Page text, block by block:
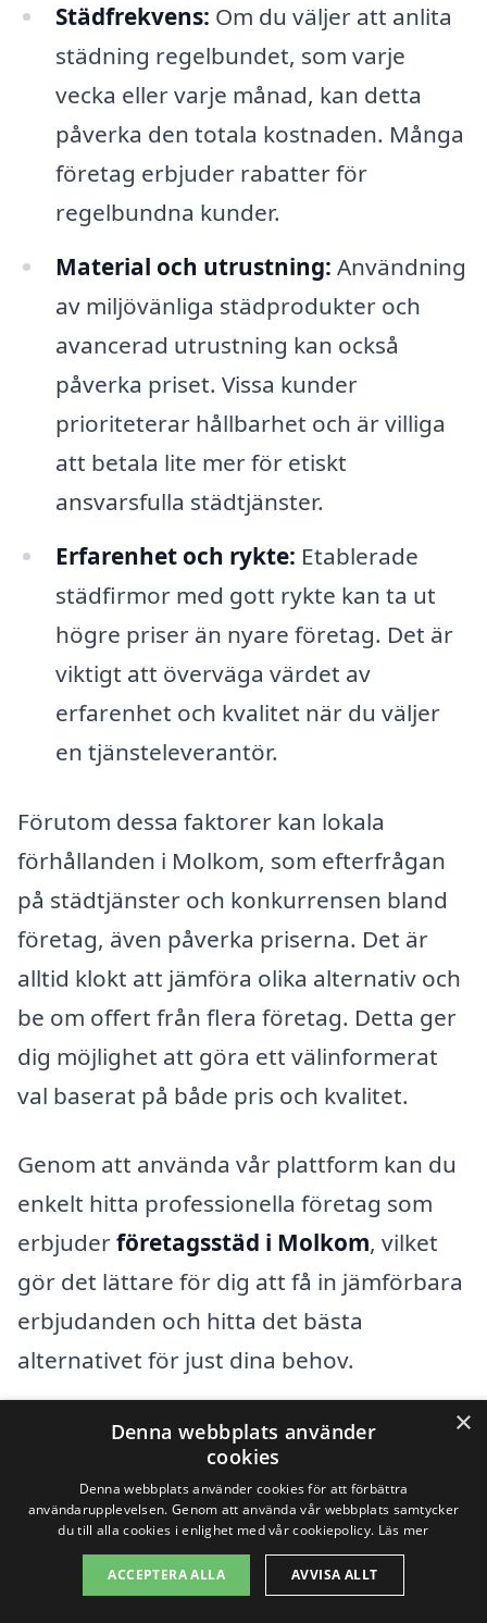
Städfrekvens: Om du väljer att anlita
städning regelbundet, som varje
vecka eller varje månad, kan detta
påverka den totala kostnaden. Många
företag erbjuder rabatter för
regelbundna kunder.
Material och utrustning: Användning
av miljövänliga städprodukter och
avancerad utrustning kan också
påverka priset. Vissa kunder
prioriteterar hållbarhet och är villiga
att betala lite mer för etiskt
ansvarsfulla städtjänster.
Erfarenhet och rykte: Etablerade
städfirmor med gott rykte kan ta ut
högre priser än nyare företag. Det är
viktigt att överväga värdet av
erfarenhet och kvalitet när du väljer
en tjänsteleverantör.
Förutom dessa faktorer kan lokala
förhållanden i Molkom, som efterfrågan
på städtjänster och konkurrensen bland
företag, även påverka priserna. Det är
alltid klokt att jämföra olika alternativ och
be om offert från flera företag. Detta ger
dig möjlighet att göra ett välinformerat
val baserat på både pris och kvalitet.
Genom att använda vår plattform kan du
enkelt hitta professionella företag som
erbjuderföretagsstäd i Molkom, vilket
gör det lättare för dig att få in jämförbara
erbjudanden och hitta det bästa
alternativet för just dina behov.
Få 3 erbjudanden, gratis och utan
förpliktelser
Sök efter professionell
×
Denna webbplats använder
cookies
Denna webbplats använder cookies för att förbättra
användarupplevelsen. Genom att använda vår webbplats samtycker
du till alla cookies i enlighet med vår cookiepolicy. Läs mer
ACCEPTERA ALLA AVVISA ALLT